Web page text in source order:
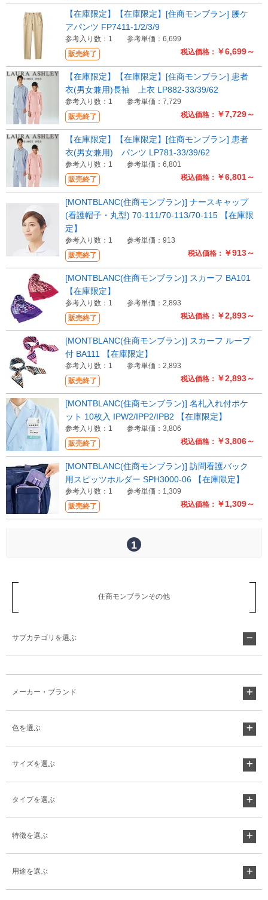
販売終了 税込価格： ￥6,699～
【在庫限定】【在庫限定】[住商モンブラン] 腰ケ
アパンツ FP7411-1/2/3/9
参考入り数：1 参考単価：6,699
販売終了 税込価格： ￥7,729～
【在庫限定】【在庫限定】[住商モンブラン] 患者
衣(男女兼用)長袖 上衣 LP882-33/39/62
参考入り数：1 参考単価：7,729
販売終了 税込価格： ￥6,801～
【在庫限定】【在庫限定】[住商モンブラン] 患者
衣(男女兼用) パンツ LP781-33/39/62
参考入り数：1 参考単価：6,801
販売終了 税込価格： ￥913～
[MONTBLANC(住商モンブラン)] ナースキャップ
(看護帽子・丸型) 70-111/70-113/70-115 【在庫限
定】
参考入り数：1 参考単価：913
販売終了 税込価格： ￥2,893～
[MONTBLANC(住商モンブラン)] スカーフ BA101
【在庫限定】
参考入り数：1 参考単価：2,893
販売終了 税込価格： ￥2,893～
[MONTBLANC(住商モンブラン)] スカーフ ループ
付 BA111 【在庫限定】
参考入り数：1 参考単価：2,893
販売終了 税込価格： ￥3,806～
[MONTBLANC(住商モンブラン)] 名札入れ付ポケ
ット 10枚入 IPW2/IPP2/IPB2 【在庫限定】
参考入り数：1 参考単価：3,806
販売終了 税込価格： ￥1,309～
[MONTBLANC(住商モンブラン)] 訪問看護バック
用スピッツホルダー SPH3000-06 【在庫限定】
参考入り数：1 参考単価：1,309
1
住商モンブランその他
サブカテゴリを選ぶ
メーカー・ブランド
色を選ぶ
サイズを選ぶ
タイプを選ぶ
特徴を選ぶ
用途を選ぶ